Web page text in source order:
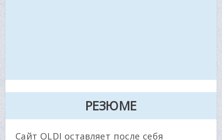
РЕЗЮМЕ
Сайт OLDI оставляет после себя